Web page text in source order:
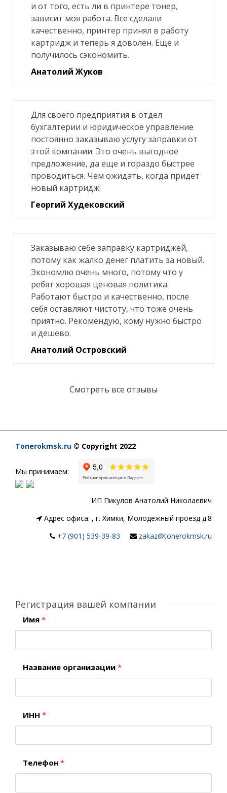
и от того, есть ли в принтере тонер,
зависит моя работа. Все сделали
качественно, принтер принял в работу
картридж и теперь я доволен. Еще и
получилось сэкономить.
Анатолий Жуков
Для своего предприятия в отдел
бухгалтерии и юридическое управление
постоянно заказываю услугу заправки от
этой компании. Это очень выгодное
предложение, да еще и гораздо быстрее
проводиться. Чем ожидать, когда придет
новый картридж.
Георгий Худековский
Заказываю себе заправку картриджей,
потому как жалко денег платить за новый.
Экономлю очень много, потому что у
ребят хорошая ценовая политика.
Работают быстро и качественно, после
себя оставляют чистоту, что тоже очень
приятно. Рекомендую, кому нужно быстро
и дешево.
Анатолий Островский
Смотреть все отзывы
Tonerokmsk.ru © Copyright 2022
Мы принимаем:
ИП Пикулов Анатолий Николаевич
Адрес офиса: , г. Химки, Молодежный проезд д.8
+7 (901) 539-39-83
zakaz@tonerokmsk.ru
Регистрация вашей компании
Имя *
Название организации *
ИНН *
Телефон *